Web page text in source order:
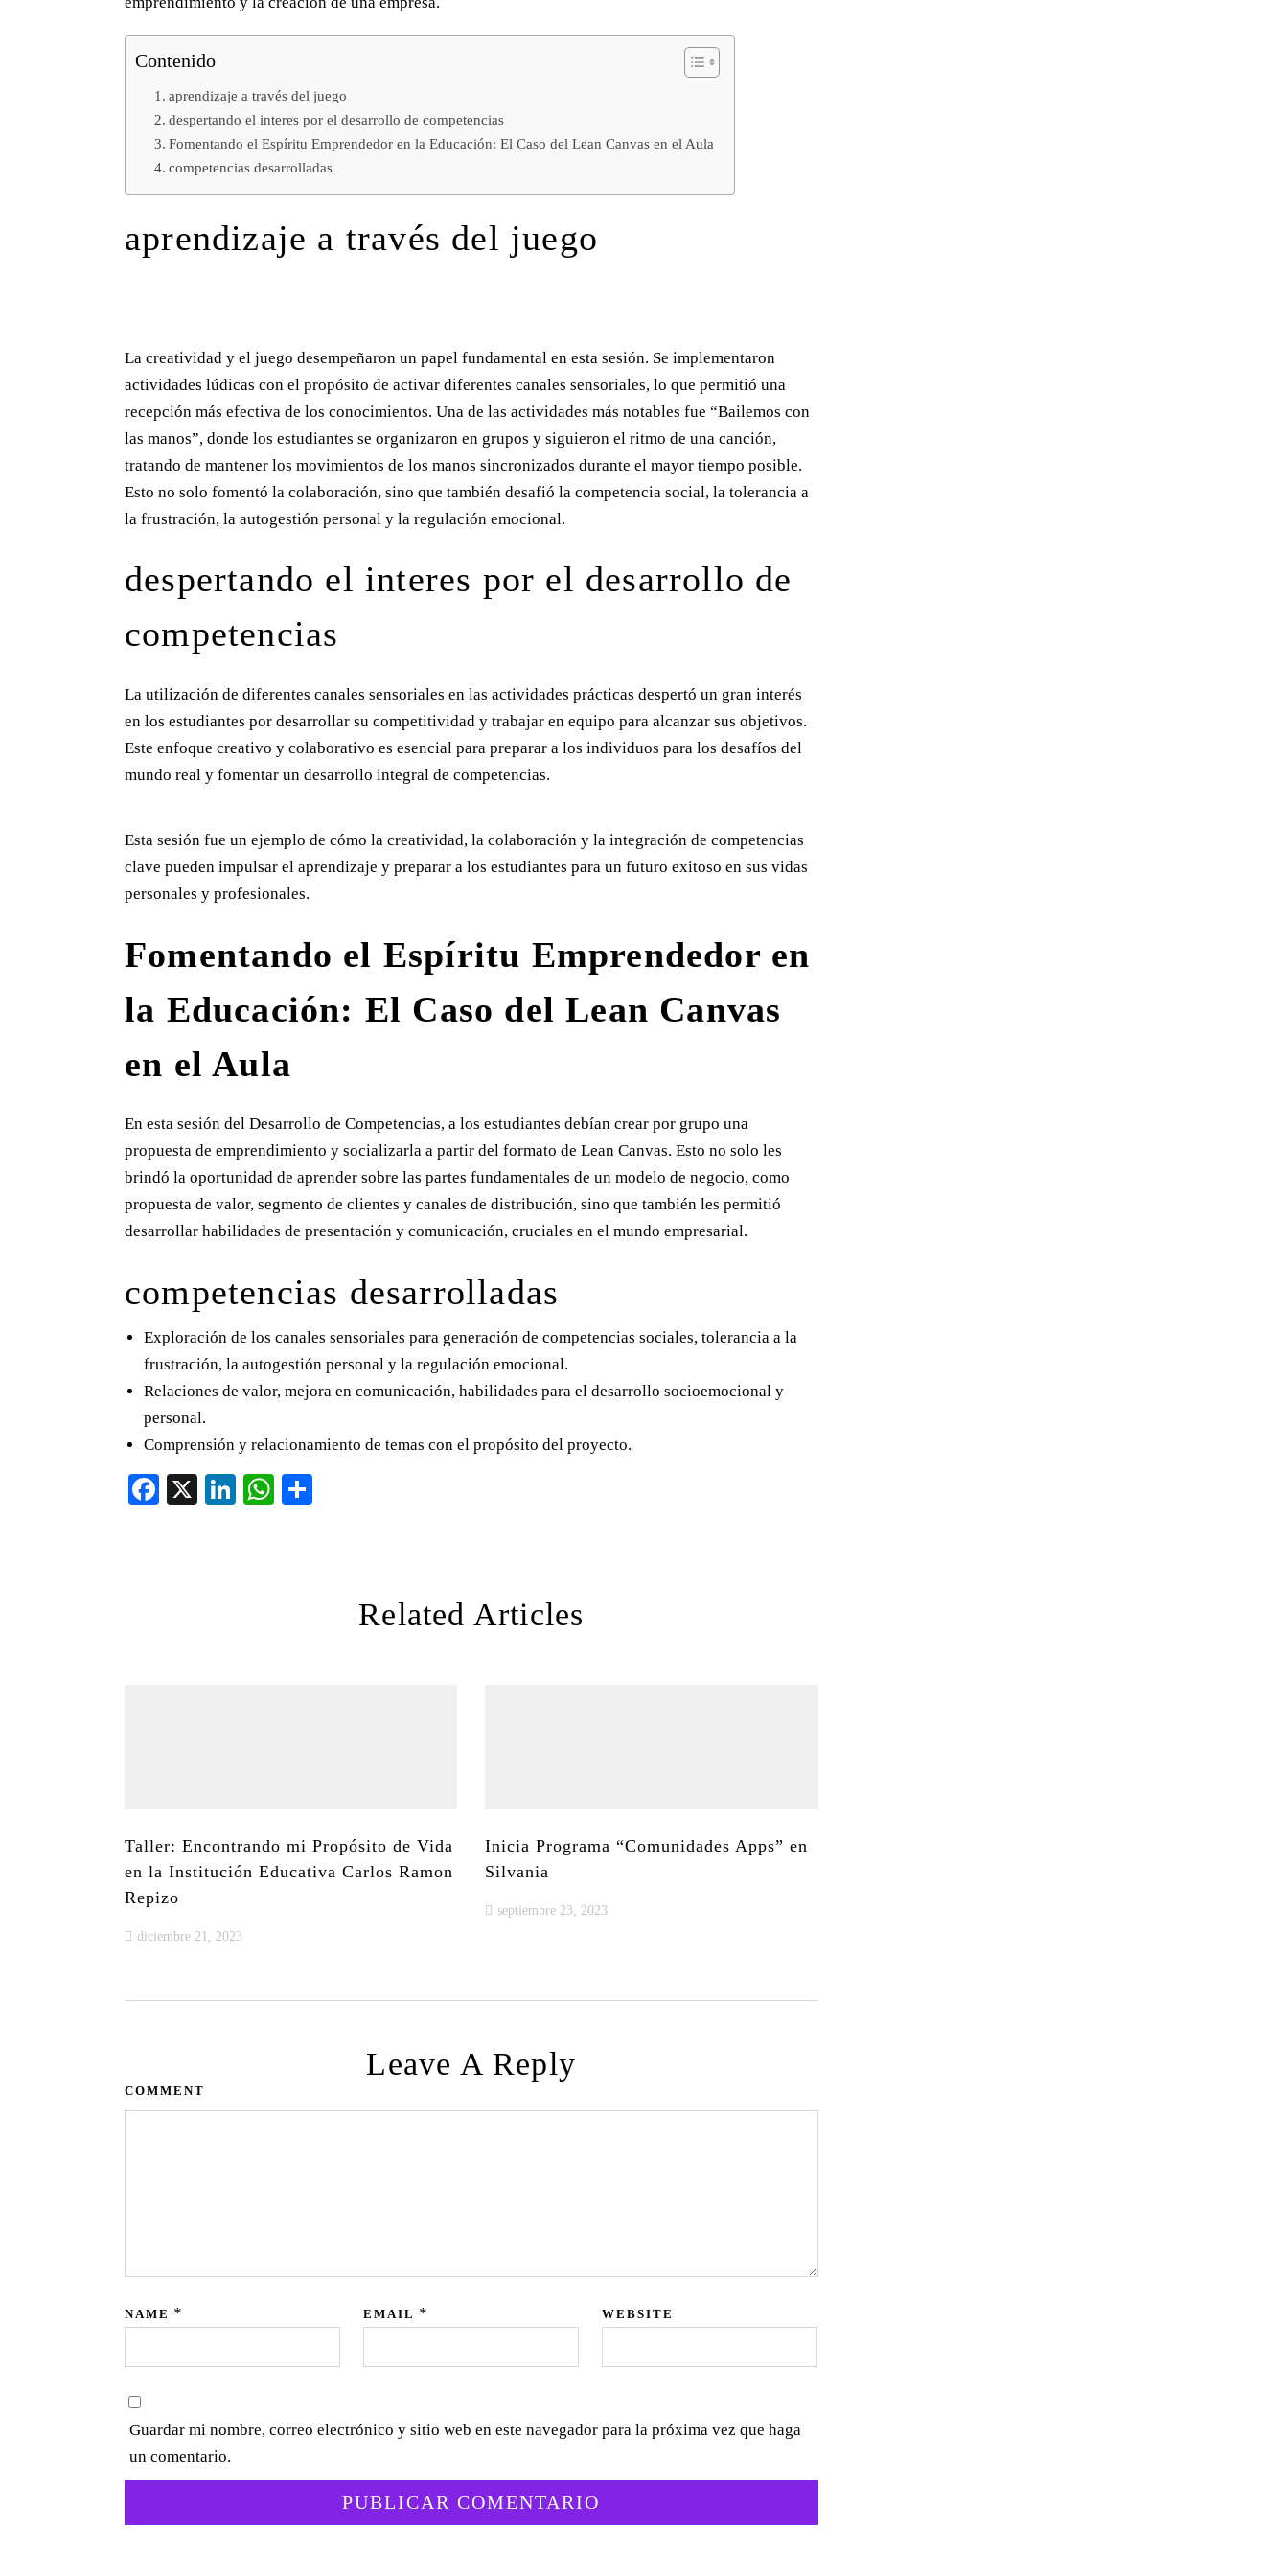
Contenido
aprendizaje a través del juego
despertando el interes por el desarrollo de competencias
Fomentando el Espíritu Emprendedor en la Educación: El Caso del Lean Canvas en el Aula
competencias desarrolladas
aprendizaje a través del juego
La creatividad y el juego desempeñaron un papel fundamental en esta sesión. Se implementaron
actividades lúdicas con el propósito de activar diferentes canales sensoriales, lo que permitió una
recepción más efectiva de los conocimientos. Una de las actividades más notables fue “Bailemos con
las manos”, donde los estudiantes se organizaron en grupos y siguieron el ritmo de una canción,
tratando de mantener los movimientos de los manos sincronizados durante el mayor tiempo posible.
Esto no solo fomentó la colaboración, sino que también desafió la competencia social, la tolerancia a
la frustración, la autogestión personal y la regulación emocional.
despertando el interes por el desarrollo de
competencias
La utilización de diferentes canales sensoriales en las actividades prácticas despertó un gran interés
en los estudiantes por desarrollar su competitividad y trabajar en equipo para alcanzar sus objetivos.
Este enfoque creativo y colaborativo es esencial para preparar a los individuos para los desafíos del
mundo real y fomentar un desarrollo integral de competencias.
Esta sesión fue un ejemplo de cómo la creatividad, la colaboración y la integración de competencias
clave pueden impulsar el aprendizaje y preparar a los estudiantes para un futuro exitoso en sus vidas
personales y profesionales.
Fomentando el Espíritu Emprendedor en
la Educación: El Caso del Lean Canvas
en el Aula
En esta sesión del Desarrollo de Competencias, a los estudiantes debían crear por grupo una
propuesta de emprendimiento y socializarla a partir del formato de Lean Canvas. Esto no solo les
brindó la oportunidad de aprender sobre las partes fundamentales de un modelo de negocio, como
propuesta de valor, segmento de clientes y canales de distribución, sino que también les permitió
desarrollar habilidades de presentación y comunicación, cruciales en el mundo empresarial.
competencias desarrolladas
Exploración de los canales sensoriales para generación de competencias sociales, tolerancia a la
frustración, la autogestión personal y la regulación emocional.
Relaciones de valor, mejora en comunicación, habilidades para el desarrollo socioemocional y
personal.
Comprensión y relacionamiento de temas con el propósito del proyecto.
Fa X
Li W
Related Articles
Taller: Encontrando mi Propósito de Vida
en la Institución Educativa Carlos Ramon
Repizo
diciembre 21, 2023
Inicia Programa “Comunidades Apps” en
Silvania
septiembre 23, 2023
Leave A Reply
COMMENT
NAME * EMAIL * WEBSITE
Guardar mi nombre, correo electrónico y sitio web en este navegador para la próxima vez que haga
un comentario.
NES: